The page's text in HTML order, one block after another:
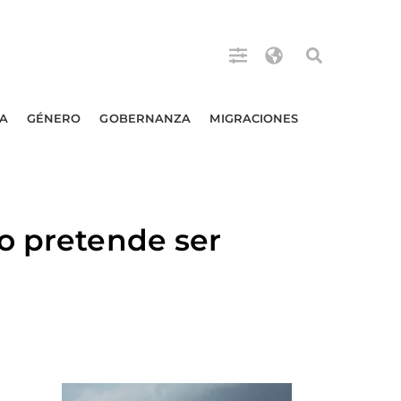
GÉNERO GOBERNANZA MIGRACIONES
pretende ser